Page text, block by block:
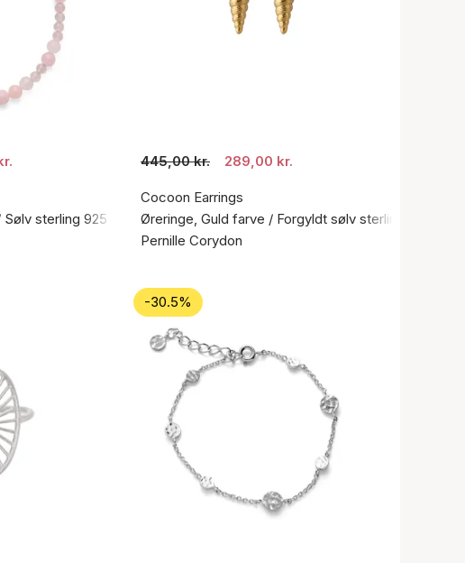
sterling 925
445,00 kr. 289,00 kr.
Cocoon Earrings
Øreringe, Guld farve / Forgyldt sølv sterling 925
Pernille Corydon
-30.5%